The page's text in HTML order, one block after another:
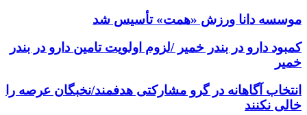
موسسه دانا ورزش «همت» تأسیس شد
کمبود دارو در بندر خمیر /لزوم اولویت تامین دارو در بندر
خمیر
انتخاب آگاهانه در گرو مشارکتی هدفمند/نخبگان عرصه را
خالی نکنند